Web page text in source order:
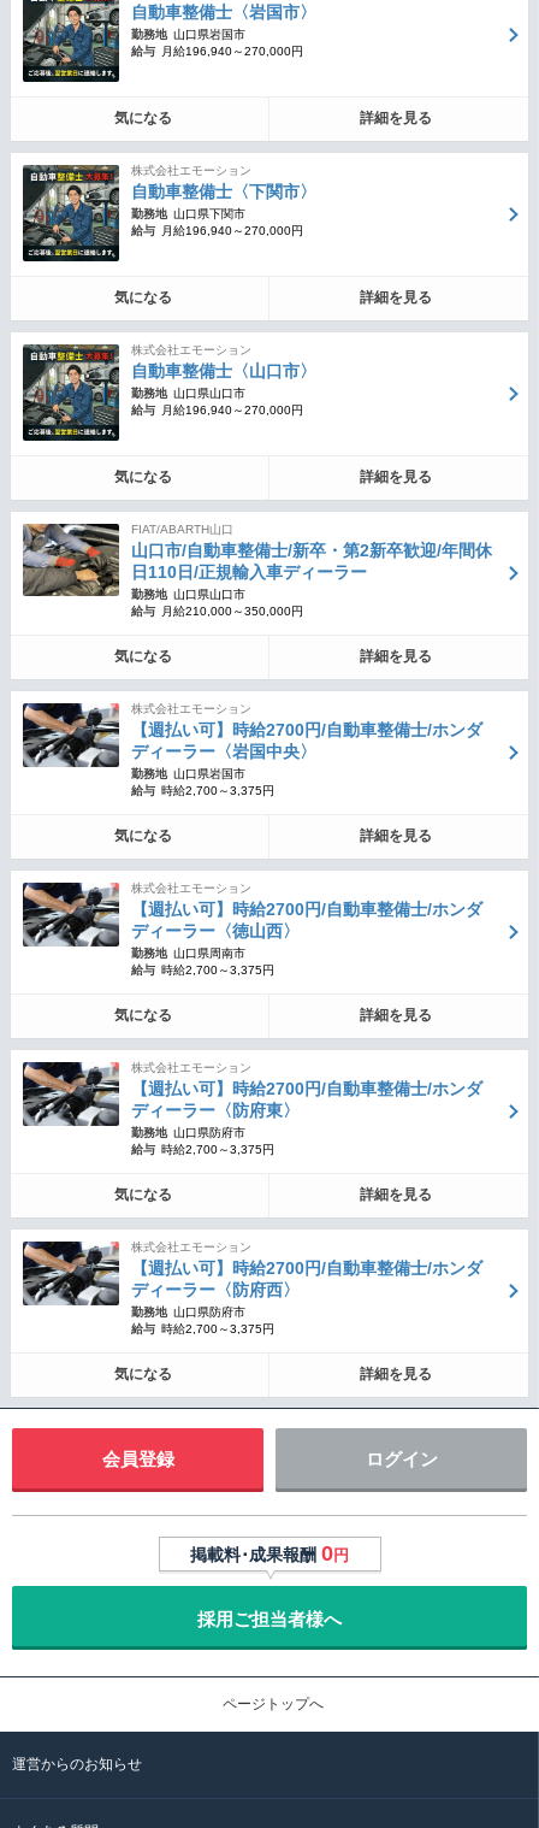
自動車整備士〈岩国市〉
勤務地 山口県岩国市
給与
月給196,940～270,000円
気になる 詳細を見る
株式会社エモーション
自動車整備士〈下関市〉
勤務地 山口県下関市
給与
月給196,940～270,000円
気になる 詳細を見る
株式会社エモーション
自動車整備士〈山口市〉
勤務地 山口県山口市
給与
月給196,940～270,000円
気になる 詳細を見る
FIAT/ABARTH山口
山口市/自動車整備士/新卒・第2新卒歓迎/年間休
日110日/正規輸入車ディーラー
勤務地 山口県山口市
給与
月給210,000～350,000円
気になる 詳細を見る
株式会社エモーション
【週払い可】時給2700円/自動車整備士/ホンダ
ディーラー〈岩国中央〉
勤務地 山口県岩国市
給与 時給2,700～3,375円
気になる 詳細を見る
株式会社エモーション
【週払い可】時給2700円/自動車整備士/ホンダ
ディーラー〈徳山西〉
勤務地 山口県周南市
給与 時給2,700～3,375円
気になる 詳細を見る
株式会社エモーション
【週払い可】時給2700円/自動車整備士/ホンダ
ディーラー〈防府東〉
勤務地 山口県防府市
給与 時給2,700～3,375円
気になる 詳細を見る
株式会社エモーション
【週払い可】時給2700円/自動車整備士/ホンダ
ディーラー〈防府西〉
勤務地 山口県防府市
給与 時給2,700～3,375円
気になる 詳細を見る
会員登録 ログイン
掲載料･成果報酬 0円
採用ご担当者様へ
ページトップへ
運営からのお知らせ